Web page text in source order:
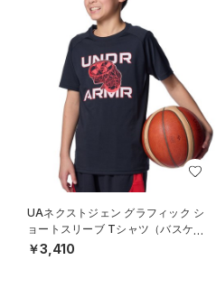
UAネクストジェン グラフィック シ
ョートスリーブ Tシャツ（バスケッ
トボール/BOYS）
￥3,410